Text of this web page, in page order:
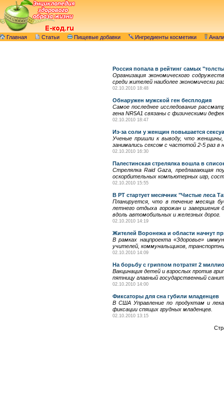
Главная Статьи Пищевые добавки Ингредиенты косметики
Россия попала в рейтинг самых
Организация экономического
среди жителей наиболее экономически
02.10.2010 18:48
Обнаружен мужской ген бесплодия
Самое последнее исследование
гена NR5A1 связаны с физическими
02.10.2010 18:47
Из-за соли у женщин повышается
Ученые пришли к выводу, что женщины,
занимались сексом с частотой 2-5 раз в
02.10.2010 16:30
Палестинская стрелялка вошла в
Стрелялка Raid Gaza, предлагающая
оскорбительных компьютерных игр,
02.10.2010 15:55
В РТ стартует месячник "Чистые леса
Планируется, что в течение месяца
летнего отдыха горожан и завершения
вдоль автомобильных и железных дорог.
02.10.2010 14:19
Жителей Воронежа и области начнут
В рамках нацпроекта «Здоровье»
учителей, коммунальщиков,
02.10.2010 14:09
На борьбу с гриппом потратят 2
Вакцинация детей и взрослых против
пятницу главный государственный
02.10.2010 14:00
Фиксаторы для сна губили младенцев
В США Управление по продуктам и
фиксации спящих грудных младенцев.
02.10.2010 13:15